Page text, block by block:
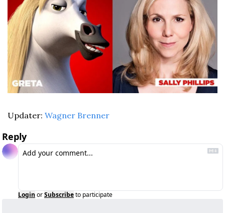
Updater: Wagner Brenner
Reply
Login orSubscribeto participate